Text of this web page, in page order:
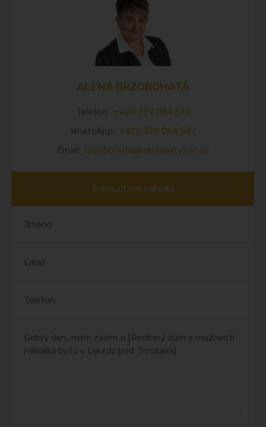
ALENA BRZOBOHATÁ
Telefon: +420 739 084 547
WhatsApp: +420 739 084 547
Email: brzobohata@rakorealityjicin.cz
Zobrazit mé nabídky